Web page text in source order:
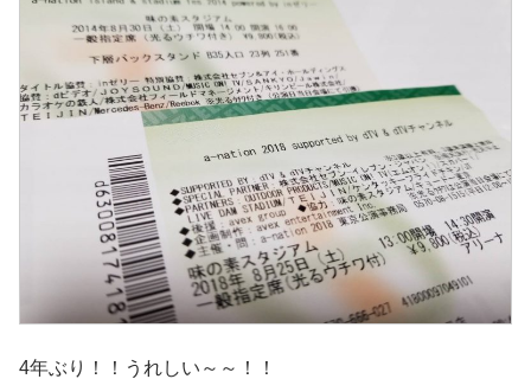
4年ぶり！！うれしい～～！！